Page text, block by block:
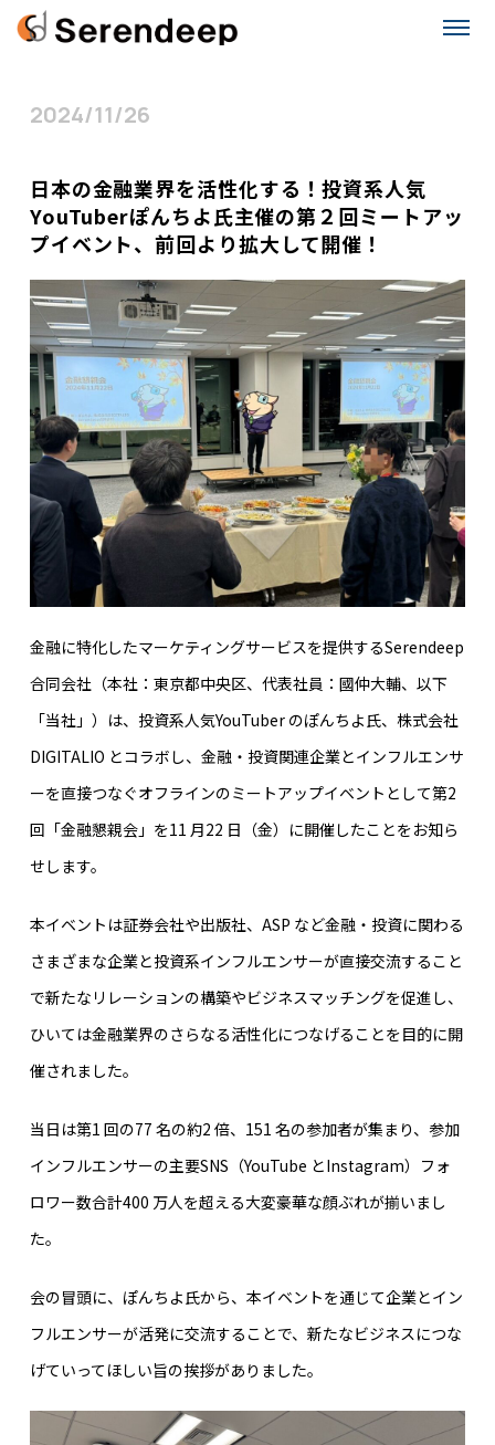
2024/11/26
日本の金融業界を活性化する！投資系人気
YouTuberぽんちよ氏主催の第２回ミートアッ
プイベント、前回より拡大して開催！
金融に特化したマーケティングサービスを提供するSerendeep
合同会社（本社：東京都中央区、代表社員：國仲大輔、以下
「当社」）は、投資系人気YouTuber のぽんちよ氏、株式会社
DIGITALIO とコラボし、金融・投資関連企業とインフルエンサ
ーを直接つなぐオフラインのミートアップイベントとして第2
回「金融懇親会」を11 月22 日（金）に開催したことをお知ら
せします。
本イベントは証券会社や出版社、ASP など金融・投資に関わる
さまざまな企業と投資系インフルエンサーが直接交流すること
で新たなリレーションの構築やビジネスマッチングを促進し、
ひいては金融業界のさらなる活性化につなげることを目的に開
催されました。
当日は第1 回の77 名の約2 倍、151 名の参加者が集まり、参加
インフルエンサーの主要SNS（YouTube とInstagram）フォ
ロワー数合計400 万人を超える大変豪華な顔ぶれが揃いまし
た。
会の冒頭に、ぽんちよ氏から、本イベントを通じて企業とイン
フルエンサーが活発に交流することで、新たなビジネスにつな
げていってほしい旨の挨拶がありました。